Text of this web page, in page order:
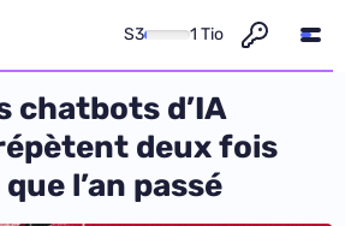
S3 1 Tio
chatbots d’IA
deux fois
l’an passé